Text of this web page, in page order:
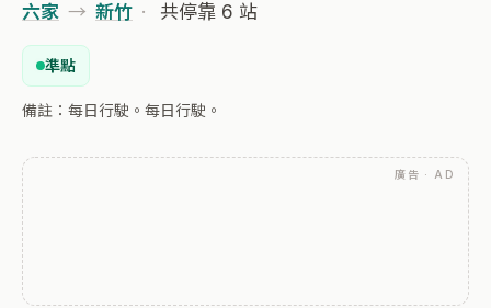
六家 → 新竹 · 共停靠 6 站
準點
備註：每日行駛。每日行駛。
廣告 · AD